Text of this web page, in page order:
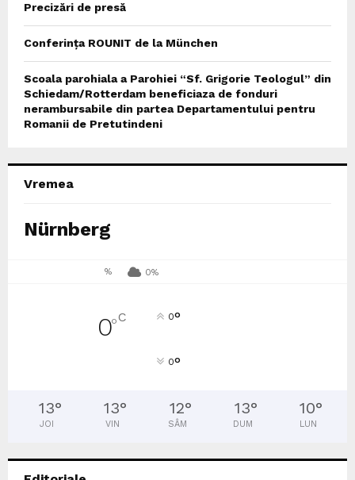
Precizări de presă
Conferința ROUNIT de la München
Scoala parohiala a Parohiei “Sf. Grigorie Teologul” din
Schiedam/Rotterdam beneficiaza de fonduri
nerambursabile din partea Departamentului pentru
Romanii de Pretutindeni
Vremea
Nürnberg
% 0%
0°C 0°
0°
13°
JOI
13°
VIN
12°
SÂM
13°
DUM
10°
LUN